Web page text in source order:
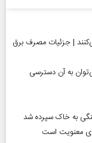
می‌کنند | جزئیات مصرف برق
به آن دسترسی
به خاک سپرده شد
معنویت است